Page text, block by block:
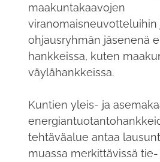
maakuntakaavojen
viranomaisneuvotteluihin
ohjausryhmän jäsenenä
hankkeissa, kuten
väylähankkeissa.
Kuntien yleis- ja
tehtäväalue antaa
muassa merkittävissä tie-